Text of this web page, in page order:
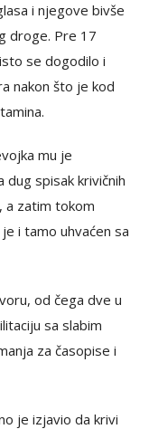
i njegove bivše
droge. Pre 17
se dogodilo i
nakon što je kod
mu je
spisak krivičnih
a zatim tokom
i tamo uhvaćen sa
od čega dve u
sa slabim
za časopise i
je izjavio da krivi